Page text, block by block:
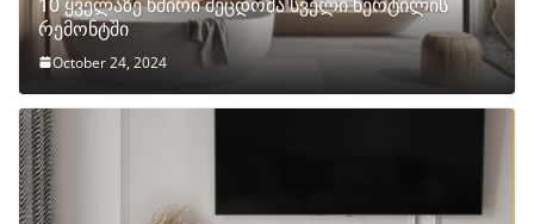
რემონტში
October 24, 2024